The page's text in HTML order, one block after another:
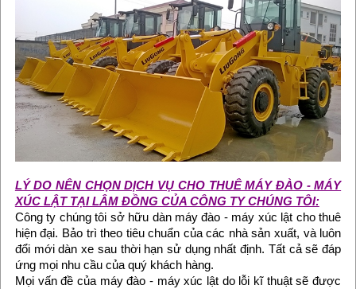
LÝ DO NÊN CHỌN DỊCH VỤ CHO THUÊ MÁY ĐÀO - MÁY
XÚC LẬT TẠI LÂM ĐỒNG CỦA CÔNG TY CHÚNG TÔI:
Công ty chúng tôi sở hữu dàn máy đào - máy xúc lật cho thuê
hiện đại. Bảo trì theo tiêu chuẩn của các nhà sản xuất, và luôn
đổi mới dàn xe sau thời hạn sử dụng nhất định. Tất cả sẽ đáp
ứng mọi nhu cầu của quý khách hàng.
Mọi vấn đề của máy đào - máy xúc lật do lỗi kĩ thuật sẽ được